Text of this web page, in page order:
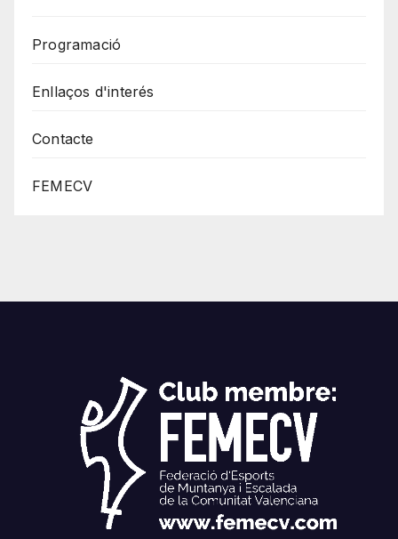
Programació
Enllaços d'interés
Contacte
FEMECV